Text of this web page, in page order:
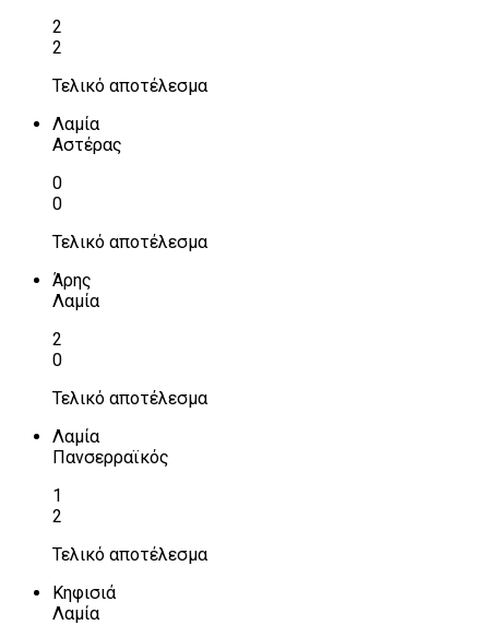
2
2
Τελικό αποτέλεσμα
Λαμία
Αστέρας
0
0
Τελικό αποτέλεσμα
Άρης
Λαμία
2
0
Τελικό αποτέλεσμα
Λαμία
Πανσερραϊκός
1
2
Τελικό αποτέλεσμα
Κηφισιά
Λαμία